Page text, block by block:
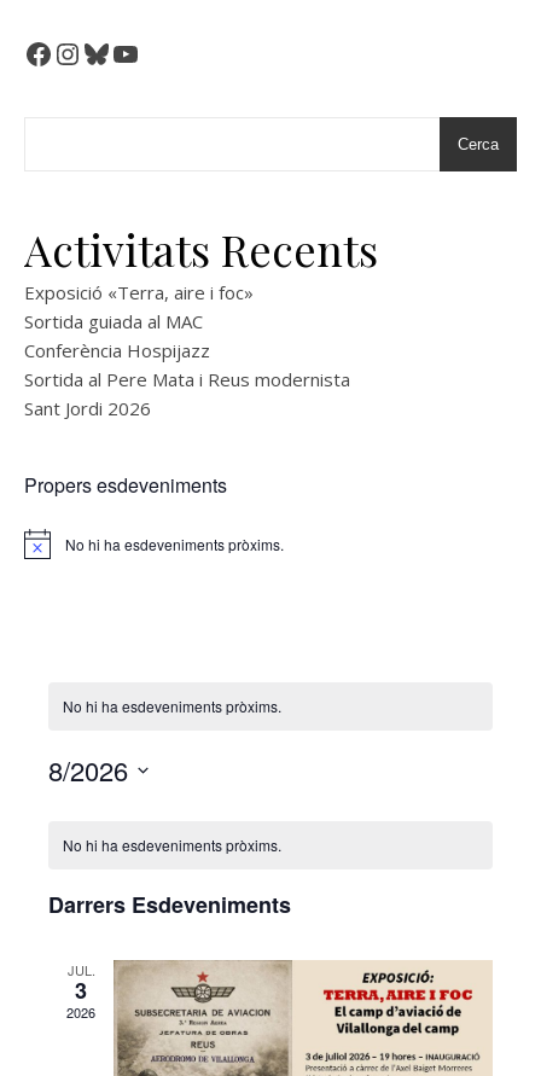
Facebook
Instagram
BlueskyYouTube
Cerca
Activitats Recents
Exposició «Terra, aire i foc»
Sortida guiada al MAC
Conferència Hospijazz
Sortida al Pere Mata i Reus modernista
Sant Jordi 2026
Propers esdeveniments
Notice No hi ha esdeveniments pròxims.